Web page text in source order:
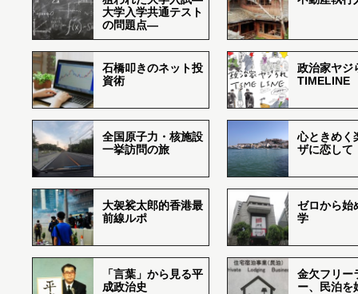
大学入学共通テスト
の問題点―
石橋叩きのネット投
資術
政治家ヤジ
TIMELINE
全国原子力・核施設
一挙訪問の旅
心ときめく
ザに恋して
大袈裟太郎的香港最
前線ルポ
ゼロから始
学
「言葉」から見る平
成政治史
金欠フリー
ー、民泊を